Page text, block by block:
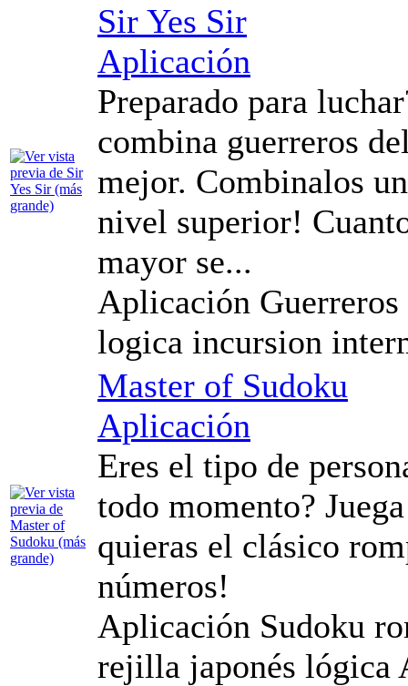
Sir Yes Sir
Aplicación
Preparado para
combina guerreros
mejor. Combinalos
nivel superior!
mayor se...
Aplicación
logica incursion
Master of Sudoku
Aplicación
Eres el tipo de
todo momento?
quieras el clásico
números!
Aplicación Sudoku
rejilla japonés lógica